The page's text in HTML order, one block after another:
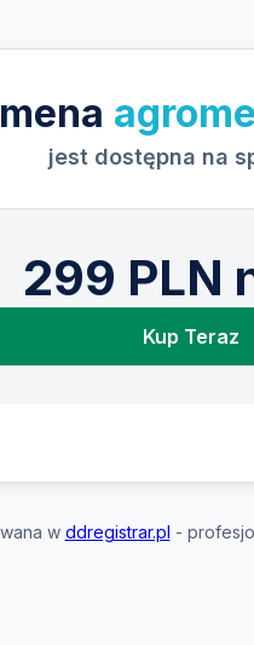
jest dostępna na
299 PLN
Kup Teraz
w ddregistrar.pl -